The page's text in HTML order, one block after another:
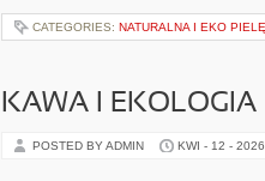
CATEGORIES: NATURALNA I EKO
KAWA I EKOLOGIA
POSTED BY ADMIN KWI - 12 - 2026